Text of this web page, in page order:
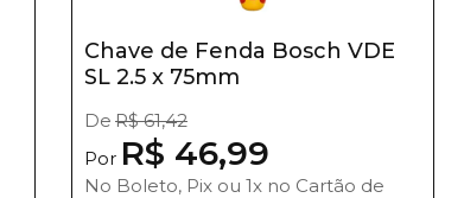
Chave de Fenda Bosch VDE
SL 2.5 x 75mm
De R$ 61,42
Por R$ 46,99
No Boleto, Pix ou 1x no Cartão de